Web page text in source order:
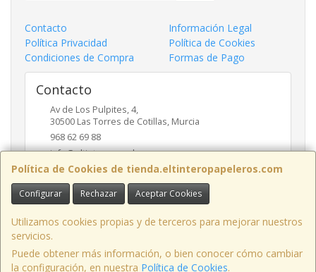
Política de Cookies de tienda.eltinteropapeleros.com
Configurar Rechazar Aceptar Cookies
Utilizamos cookies propias y de terceros para mejorar nuestros
servicios.
Puede obtener más información, o bien conocer cómo cambiar
la configuración, en nuestra Política de Cookies.
Contacto
Información Legal
Política Privacidad
Política de Cookies
Condiciones de Compra
Formas de Pago
Contacto
Av de Los Pulpites, 4,
30500 Las Torres de Cotillas, Murcia
968 62 69 88
info@eltinteropapeleros.com
Horario
8:00 a 14:00 - 17:00 a 20:30